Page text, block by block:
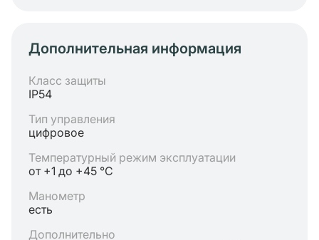
Дополнительная информация
Класс защиты
IP54
Тип управления
цифровое
Температурный режим эксплуатации
от +1 до +45 °C
Манометр
есть
Дополнительно